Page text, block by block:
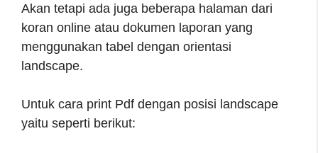
Akan tetapi ada juga beberapa halaman dari
koran online atau dokumen laporan yang
menggunakan tabel dengan orientasi
landscape.
Untuk cara print Pdf dengan posisi landscape
yaitu seperti berikut: